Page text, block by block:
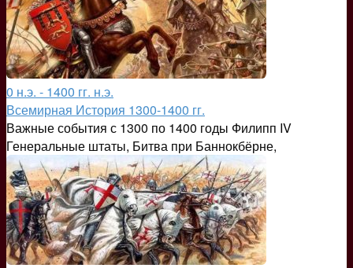
0 н.э. - 1400 гг. н.э.
Всемирная История 1300-1400 гг.
Важные события с 1300 по 1400 годы Филипп IV
Генеральные штаты, Битва при Баннокбёрне,